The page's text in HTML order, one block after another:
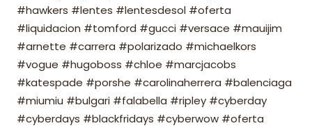
#hawkers #lentes #lentesdesol #oferta
#liquidacion #tomford #gucci #versace #mauijim
#arnette #carrera #polarizado #michaelkors
#vogue #hugoboss #chloe #marcjacobs
#katespade #porshe #carolinaherrera #balenciaga
#miumiu #bulgari #falabella #ripley #cyberday
#cyberdays #blackfridays #cyberwow #oferta